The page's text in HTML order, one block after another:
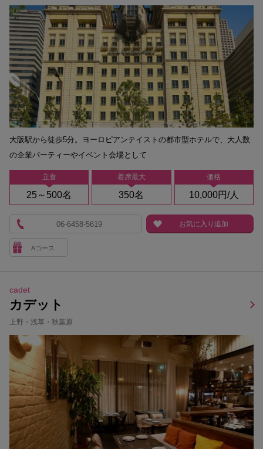
立食
25～500名
着席最大
350名
価格
10,000円/人
大阪駅から徒歩5分。ヨーロピアンテイストの都市型ホテルで、大人数
の企業パーティーやイベント会場として
Aコース
06-6458-5619 お気に入り追加
cadet
カデット
上野・浅草・秋葉原